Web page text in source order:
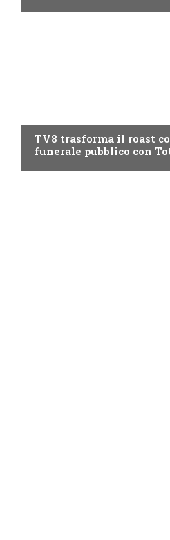
TV8 trasforma il roast
funerale pubblico con